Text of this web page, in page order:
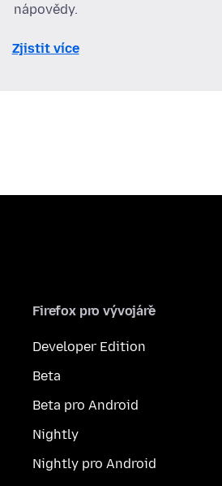
nápovědy.
Zjistit více
Firefox pro vývojáře
Developer Edition
Beta
Beta pro Android
Nightly
Nightly pro Android